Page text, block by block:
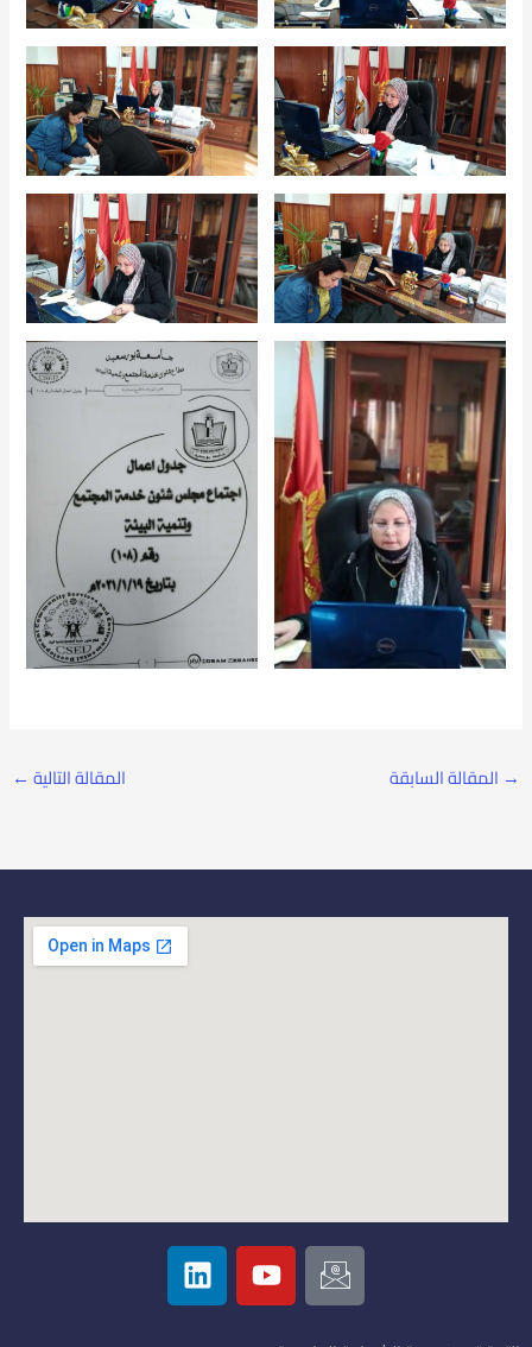
→ المقالة السابقة المقالة التالية ←
I
c
o
Y
o
u
L
i
n